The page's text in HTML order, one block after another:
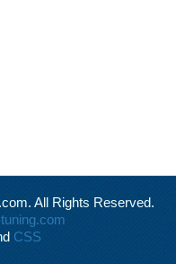
All Rights Reserved.
CSS